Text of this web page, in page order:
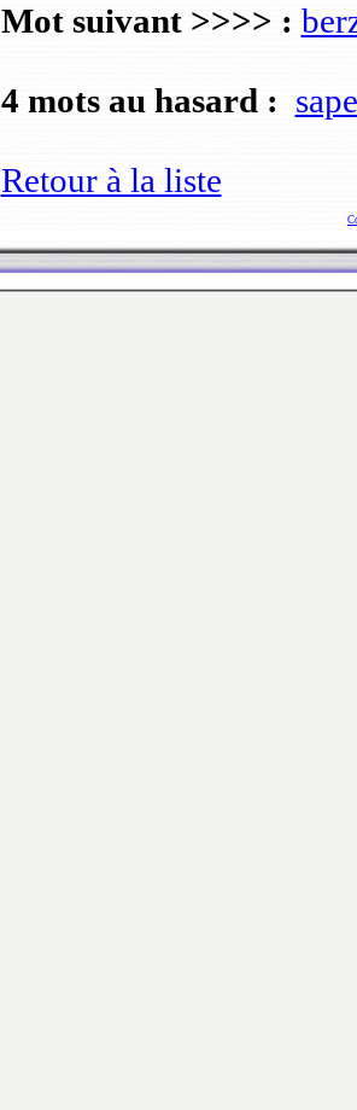
Mot suivant >>>> :
4 mots au hasard :
Retour à la liste